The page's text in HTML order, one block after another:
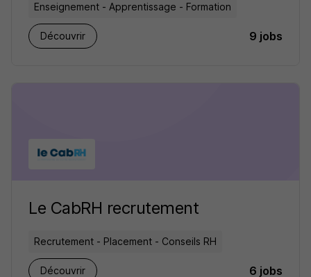
Enseignement - Apprentissage - Formation
Découvrir 9 jobs
Le CabRH recrutement
Recrutement - Placement - Conseils RH
Découvrir 6 jobs